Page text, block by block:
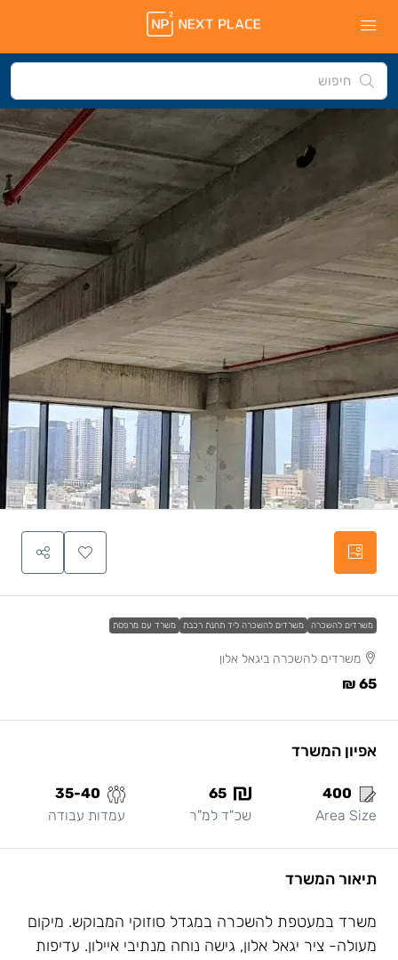
משרדים להשכרה משרדים להשכרה ליד תחנת רכבת משרד עם מרפסת
משרדים להשכרה ביגאל אלון
65 ₪
אפיון המשרד
400
Area Size
65
שכ"ד למ"ר
35-40
עמדות עבודה
תיאור המשרד
משרד במעטפת להשכרה במגדל סוזוקי המבוקש. מיקום
מעולה- ציר יגאל אלון, גישה נוחה מנתיבי איילון. עדיפות